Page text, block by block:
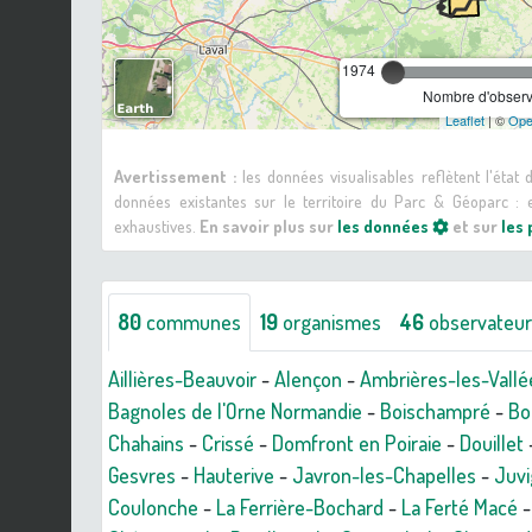
1974
Nombre
Leaflet| ©
Avertissement : les données visualisables reflètent l'état
données existantes sur le territoire du Parc & Géoparc :
exhaustives. En savoir plus sur les données et sur les
80 communes 19 organismes 46
Aillières-Beauvoir-Alençon -Ambrières-les-
Bagnoles de l'Orne Normandie - Boischampré -
Chahains - Crissé - Domfront en Poiraie - Douillet
Gesvres - Hauterive - Javron-les-Chapelles -
Coulonche - La Ferrière-Bochard - La Ferté Macé